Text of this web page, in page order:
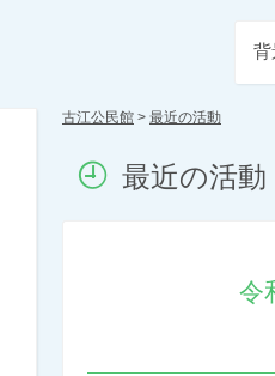
背
古江公民館 > 最近の活動
最近の活動
令